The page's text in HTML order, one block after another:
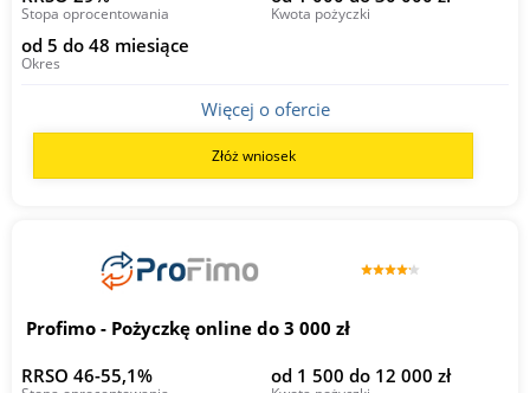
Stopa oprocentowania Kwota pożyczki
od 5 do 48 miesiące
Okres
Więcej o ofercie
Złóż wniosek
Profimo - Pożyczkę online do 3 000 zł
RRSO 46-55,1%
od 1 500 do 12 000 zł